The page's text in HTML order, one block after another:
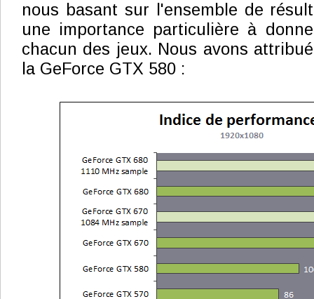
nous basant sur l'ensemble de
une importance particulière à
chacun des jeux. Nous avons
la GeForce GTX 580 :